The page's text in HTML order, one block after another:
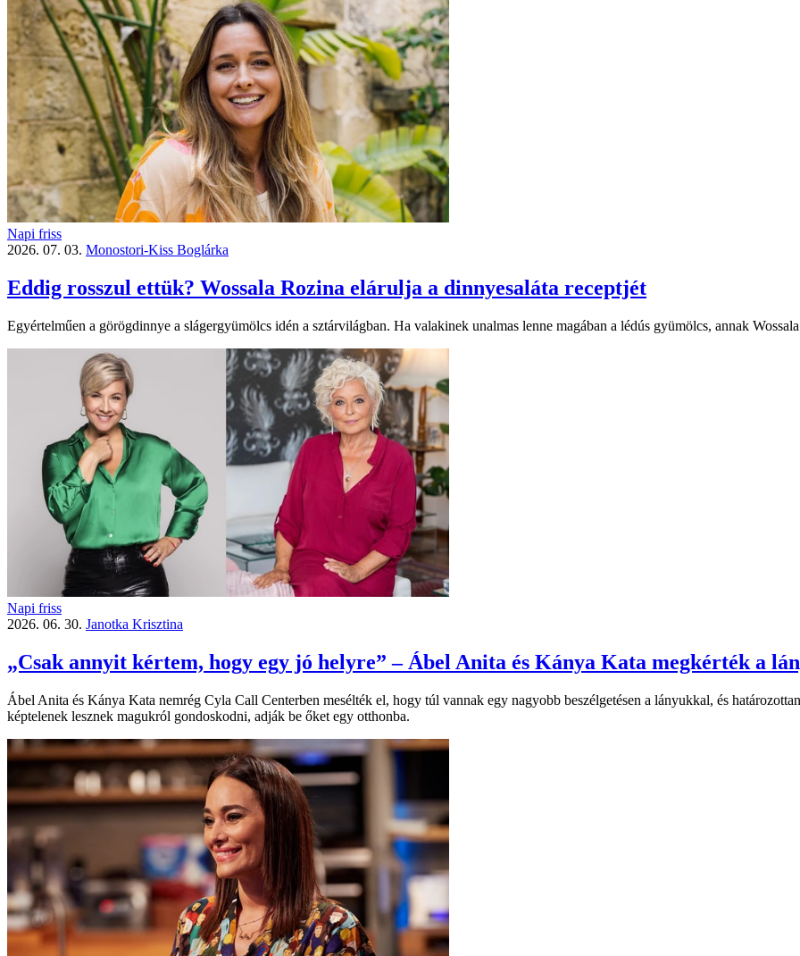
Napi friss
2026. 07. 03. Monostori-Kiss Boglárka
Eddig rosszul ettük? Wossala Rozina elárulja a dinnyesaláta receptjét
Egyértelműen a görögdinnye a slágergyümölcs idén a sztárvilágban. Ha valakinek unalmas lenne magában a lédús gyümölcs, annak
Napi friss
2026. 06. 30. Janotka Krisztina
„Csak annyit kértem, hogy egy jó helyre” – Ábel Anita és Kánya Kata megkérték a
Ábel Anita és Kánya Kata nemrég Cyla Call Centerben mesélték el, hogy túl vannak egy nagyobb beszélgetésen a lányukkal, és
képtelenek lesznek magukról gondoskodni, adják be őket egy otthonba.